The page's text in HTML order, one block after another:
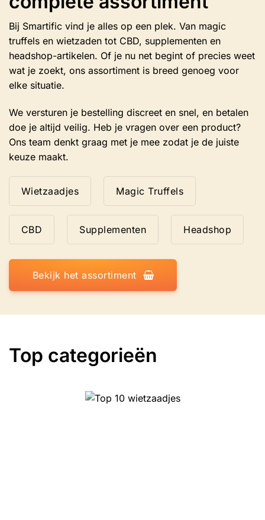
Bij Smartific vind je alles op een plek. Van magic
truffels en wietzaden tot CBD, supplementen en
headshop-artikelen. Of je nu net begint of precies weet
wat je zoekt, ons assortiment is breed genoeg voor
elke situatie.
We versturen je bestelling discreet en snel, en betalen
doe je altijd veilig. Heb je vragen over een product?
Ons team denkt graag met je mee zodat je de juiste
keuze maakt.
Wietzaadjes Magic Truffels
CBD Supplementen Headshop
Bekijk het assortiment
Top categorieën